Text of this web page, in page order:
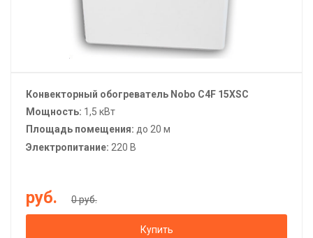
Конвекторный обогреватель Nobo C4F 15XSC
Мощность: 1,5 кВт
Площадь помещения: до 20 м
Электропитание: 220 В
руб. 0 руб.
Купить